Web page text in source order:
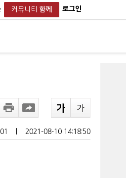
커뮤니티 함께 로그인
2021-08-10 14:18:50